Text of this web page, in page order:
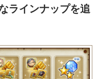
ラインナップを追